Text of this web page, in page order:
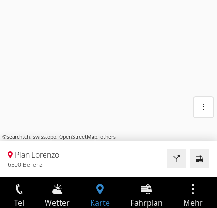
©search.ch, swisstopo, OpenStreetMap, others
Pian Lorenzo
6500 Bellenz
Tel Wetter Karte Fahrplan Mehr